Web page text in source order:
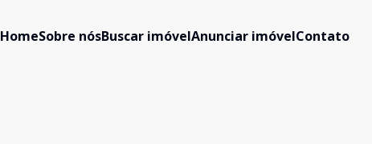
HomeSobre nósBuscar imóvelAnunciar imóvelContato